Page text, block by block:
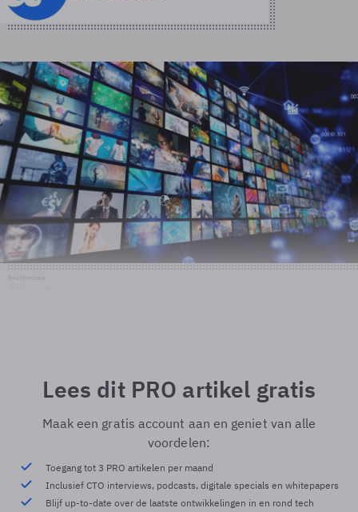
Lees dit PRO artikel gratis
Maak een gratis account aan en geniet van alle
voordelen:
Toegang tot 3 PRO artikelen per maand
Inclusief CTO interviews, podcasts, digitale specials en whitepapers
Blijf up-to-date over de laatste ontwikkelingen in en rond tech